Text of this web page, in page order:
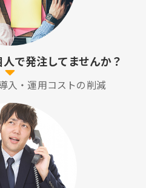
で発注してませんか？
入・運用コストの削減